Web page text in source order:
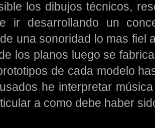
los dibujos técnicos,
ir desarrollando un
una sonoridad lo mas fiel
los planos luego se
de cada modelo
he interpretar
a como debe haber